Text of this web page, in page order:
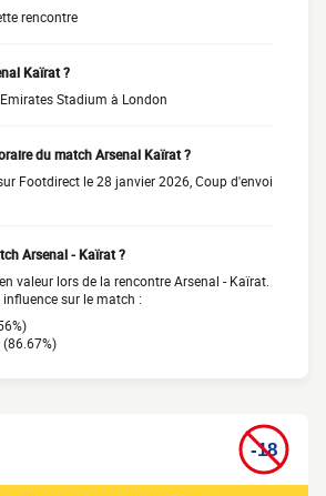
rencontre
Kaïrat ?
Stadium à London
du match Arsenal Kaïrat ?
Footdirect le 28 janvier 2026, Coup d'envoi
Arsenal - Kaïrat ?
valeur lors de la rencontre Arsenal - Kaïrat.
sur le match :